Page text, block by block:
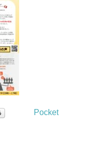
Pocket